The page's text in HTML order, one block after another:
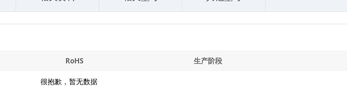
RoHS 生产阶段
很抱歉，暂无数据